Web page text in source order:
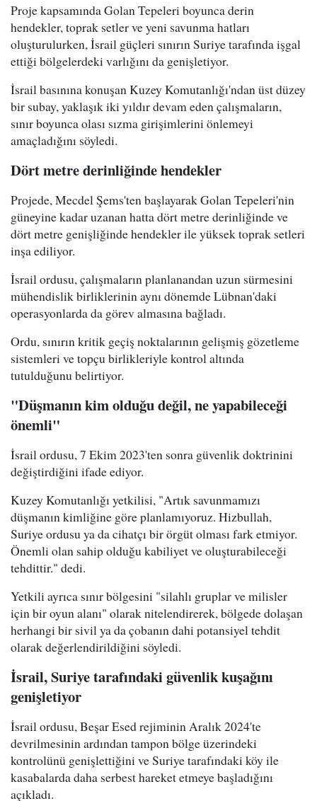
Proje kapsamında Golan Tepeleri boyunca derin
hendekler, toprak setler ve yeni savunma hatları
oluşturulurken, İsrail güçleri sınırın Suriye tarafında işgal
ettiği bölgelerdeki varlığını da genişletiyor.
İsrail basınına konuşan Kuzey Komutanlığı'ndan üst düzey
bir subay, yaklaşık iki yıldır devam eden çalışmaların,
sınır boyunca olası sızma girişimlerini önlemeyi
amaçladığını söyledi.
Dört metre derinliğinde hendekler
Projede, Mecdel Şems'ten başlayarak Golan Tepeleri'nin
güneyine kadar uzanan hatta dört metre derinliğinde ve
dört metre genişliğinde hendekler ile yüksek toprak setleri
inşa ediliyor.
İsrail ordusu, çalışmaların planlanandan uzun sürmesini
mühendislik birliklerinin aynı dönemde Lübnan'daki
operasyonlarda da görev almasına bağladı.
Ordu, sınırın kritik geçiş noktalarının gelişmiş gözetleme
sistemleri ve topçu birlikleriyle kontrol altında
tutulduğunu belirtiyor.
"Düşmanın kim olduğu değil, ne yapabileceği
önemli"
İsrail ordusu, 7 Ekim 2023'ten sonra güvenlik doktrinini
değiştirdiğini ifade ediyor.
Kuzey Komutanlığı yetkilisi, "Artık savunmamızı
düşmanın kimliğine göre planlamıyoruz. Hizbullah,
Suriye ordusu ya da cihatçı bir örgüt olması fark etmiyor.
Önemli olan sahip olduğu kabiliyet ve oluşturabileceği
tehdittir." dedi.
Yetkili ayrıca sınır bölgesini "silahlı gruplar ve milisler
için bir oyun alanı" olarak nitelendirerek, bölgede dolaşan
herhangi bir sivil ya da çobanın dahi potansiyel tehdit
olarak değerlendirildiğini söyledi.
İsrail, Suriye tarafındaki güvenlik kuşağını
genişletiyor
İsrail ordusu, Beşar Esed rejiminin Aralık 2024'te
devrilmesinin ardından tampon bölge üzerindeki
kontrolünü genişlettiğini ve Suriye tarafındaki köy ile
kasabalarda daha serbest hareket etmeye başladığını
açıkladı.